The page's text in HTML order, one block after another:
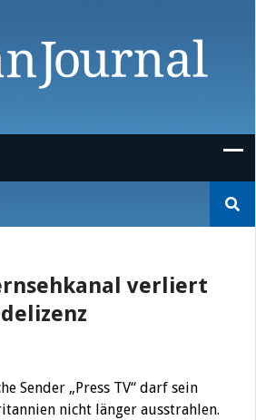
nach:
verliert
Sender „Press TV“ darf sein
nicht länger ausstrahlen.